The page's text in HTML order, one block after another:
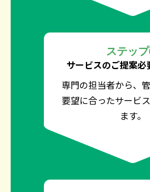
ステッ
サービスのご提案必
専門の担当者から、
要望に合ったサービ
ます。